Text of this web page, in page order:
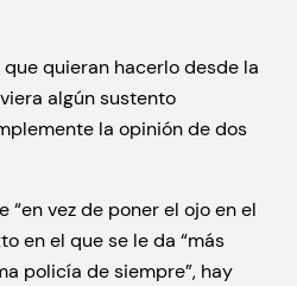
quieran hacerlo desde la
algún sustento
la opinión de dos
“en vez de poner el ojo en el
en el que se le da “más
policía de siempre”, hay